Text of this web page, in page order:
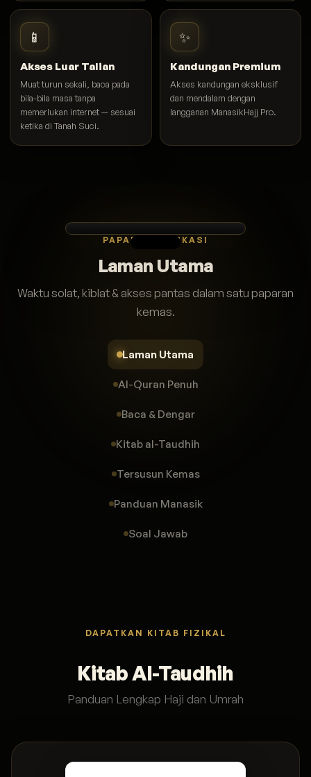
📱
Akses Luar Talian
Muat turun sekali, baca pada
bila-bila masa tanpa
memerlukan internet — sesuai
ketika di Tanah Suci.
✨
Kandungan Premium
Akses kandungan eksklusif
dan mendalam dengan
langganan ManasikHajj Pro.
PAPARAN APLIKASI
Laman Utama
Waktu solat, kiblat & akses pantas dalam satu paparan
kemas.
Laman Utama
Al-Quran Penuh
Baca & Dengar
Kitab al-Taudhih
Tersusun Kemas
Panduan Manasik
Soal Jawab
DAPATKAN KITAB FIZIKAL
Kitab Al-Taudhih
Panduan Lengkap Haji dan Umrah